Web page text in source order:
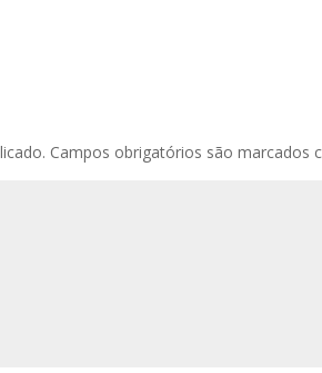
Campos obrigatórios são marcados